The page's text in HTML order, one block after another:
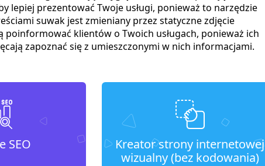
lepiej prezentować Twoje usługi, ponieważ to narzędzie
suwak jest zmieniany przez statyczne zdjęcie
klientów o Twoich usługach, ponieważ ich
zapoznać się z umieszczonymi w nich informacjami.
SEO
Kreator strony internetowej
wizualny (bez kodowania)